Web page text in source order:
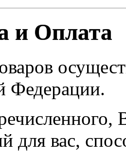
и Оплата
Федерации.
для вас,